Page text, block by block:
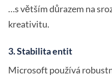
…s větším důrazem na
kreativitu.
3. Stabilita entit
Microsoft používá